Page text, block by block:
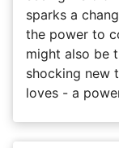
sparks a
the power to
might also be
shocking new
loves - a